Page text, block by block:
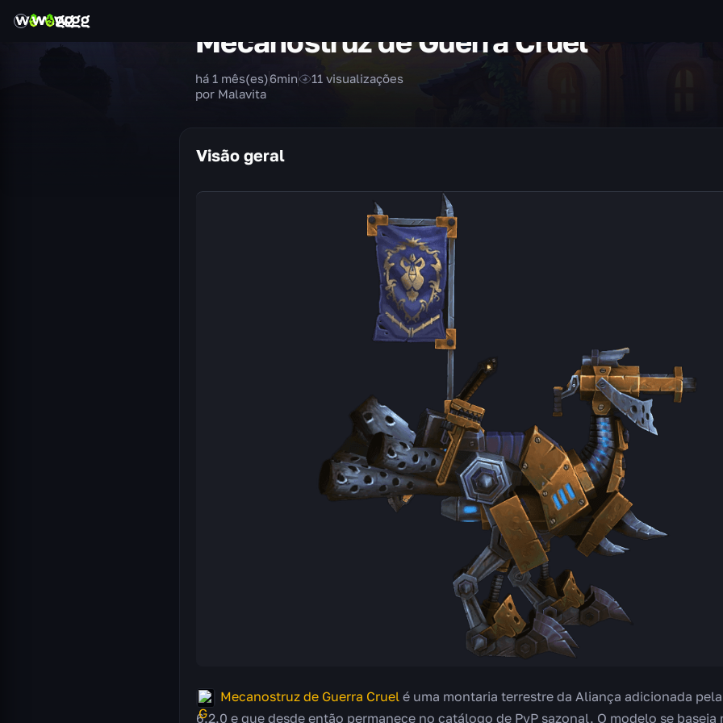
Mecanostruz de Guerra Cruel
por Malavita
há 1 mês(es)6min 11 visualizações
Visão geral
Mecanostruz de Guerra Cruel é uma montaria terrestre da Aliança adicionada
6.2.0 e que desde então permanece no catálogo de PvP sazonal. O modelo se